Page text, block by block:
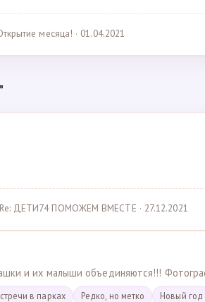
месяца! · 01.04.2021
Re: ДЕТИ74 ПОМОЖЕМ ВМЕСТЕ · 27.12.2021
и их малыши объединяются!!!
в парках Редко, но метко Новый год